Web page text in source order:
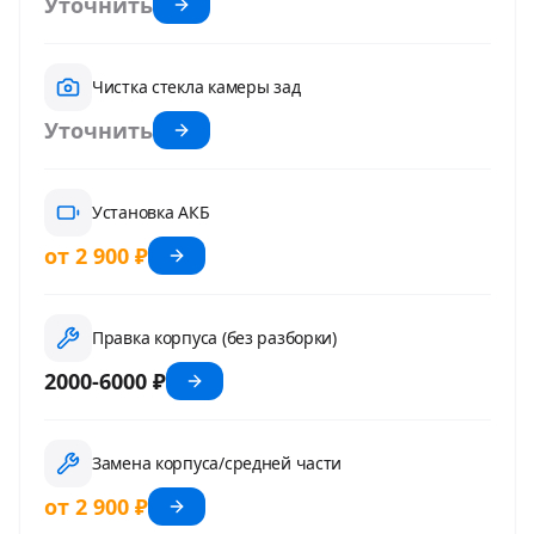
Чистка стекла камеры зад
Уточнить
Установка АКБ
от 2 900 ₽
Правка корпуса (без разборки)
2000-6000 ₽
Замена корпуса/средней части
от 2 900 ₽